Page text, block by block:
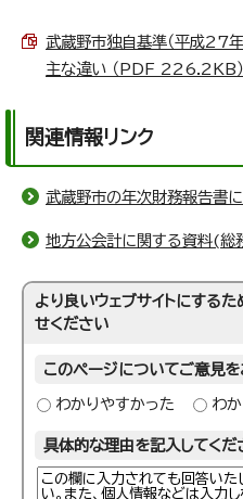
武蔵野市独自基準（平成27年
主な違い （PDF 226.2KB）
関連情報リンク
武蔵野市の年次財務報告書
地方公会計に関する資料(総
より良いウェブサイトにする
せください
このページについてご意見
わかりやすかった わ
具体的な理由を記入してくだ